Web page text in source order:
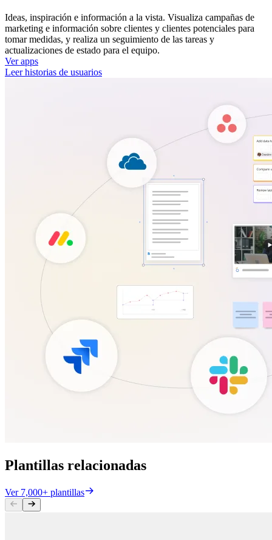
Ideas, inspiración e información a la vista. Visualiza campañas de
marketing e información sobre clientes y clientes potenciales para
tomar medidas, y realiza un seguimiento de las tareas y
actualizaciones de estado para el equipo.
Ver apps
Leer historias de usuarios
Plantillas relacionadas
Ver 7,000+ plantillas